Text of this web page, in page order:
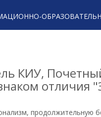
КИУ,
отличия
продолжительную